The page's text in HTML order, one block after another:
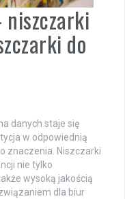
do
danych staje się
w odpowiednią
znaczenia. Niszczarki
nie tylko
wysoką jakością
dla biur